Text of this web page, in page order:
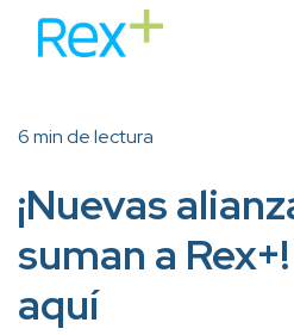
6 min de lectura
¡Nuevas
suman a
aquí